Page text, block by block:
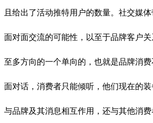
且给出了活动推特用户的数量。社交媒
面对面交流的可能性，以至于品牌客户
至多方向的一个单向的，也就是品牌消
面对话，消费者只能倾听，他们现在的
与品牌及其消息相互作用，还与其他消费